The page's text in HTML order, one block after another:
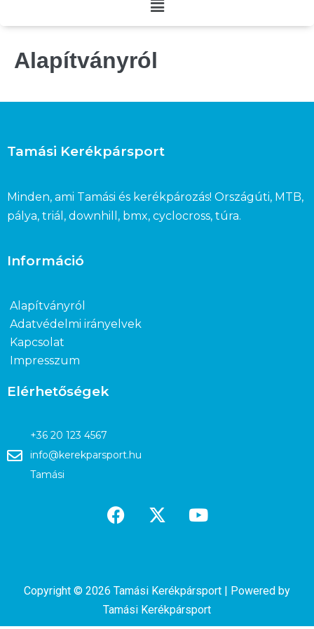
Alapítványról
Tamási Kerékpársport
Minden, ami Tamási és kerékpározás! Országúti, MTB,
pálya, triál, downhill, bmx, cyclocross, túra.
Információ
Alapítványról
Adatvédelmi irányelvek
Kapcsolat
Impresszum
Elérhetőségek
+36 20 123 4567
info@kerekparsport.hu
Tamási
Copyright © 2026 Tamási Kerékpársport | Powered by
Tamási Kerékpársport